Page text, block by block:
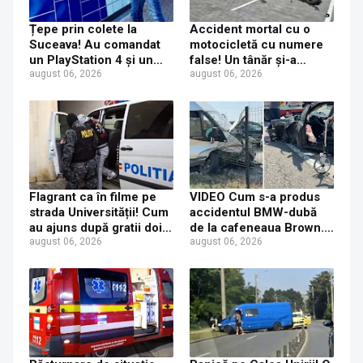
Țepe prin colete la
Suceava! Au comandat
un PlayStation 4 și un
iPhone 17 Pro Max, dar
o jucărie de plastic
august 06, 2026
Accident mortal cu o
motocicletă cu numere
false! Un tânăr și-a
pierdut viața după ce un
asigure
august 06, 2026
Flagrant ca în filme pe
strada Universității! Cum
au ajuns după gratii doi
tineri care au furat
august 06, 2026
VIDEO Cum s-a produs
accidentul BMW-dubă
de la cafeneaua Brown.
Concluzia polițiștilor
august 06, 2026